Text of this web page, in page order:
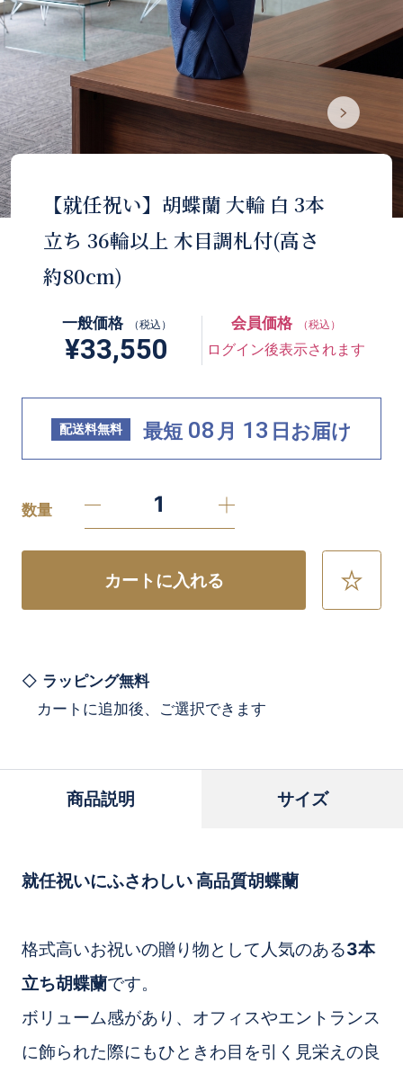
【就任祝い】胡蝶蘭 大輪 白 3本
立ち 36輪以上 木目調札付(高さ
約80cm)
一般価格 （税込）
¥33,550
会員価格 （税込）
ログイン後表示されます
配送料無料 最短 08 月 13 日お届け
数量
カートに入れる
お
ラッピング無料
カートに追加後、ご選択できます
商品説明 サイズ
就任祝いにふさわしい 高品質胡蝶蘭
格式高いお祝いの贈り物として人気のある3本
立ち胡蝶蘭です。
ボリューム感があり、オフィスやエントランス
に飾られた際にもひときわ目を引く見栄えの良